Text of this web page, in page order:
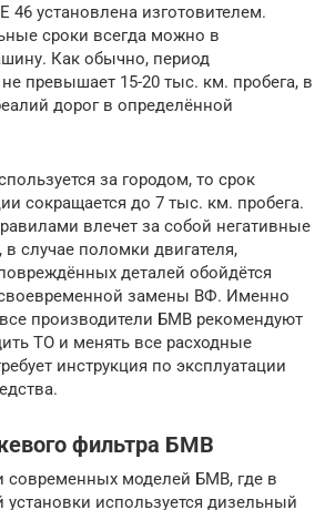
установлена изготовителем.
сроки всегда можно в
Как обычно, период
превышает 15-20 тыс. км. пробега, в
дорог в определённой
за городом, то срок
сокращается до 7 тыс. км. пробега.
влечет за собой негативные
в случае поломки двигателя,
деталей обойдётся
замены ВФ. Именно
производители БМВ рекомендуют
ТО и менять все расходные
инструкция по эксплуатации
фильтра БМВ
современных моделей БМВ, где в
установки используется дизельный